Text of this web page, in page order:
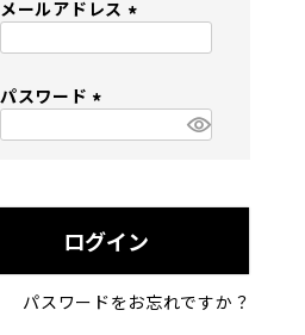
メールアドレス
パスワード
)
ログイン
パスワードをお忘れですか？